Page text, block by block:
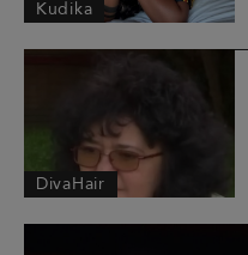
Kudika
DivaHair